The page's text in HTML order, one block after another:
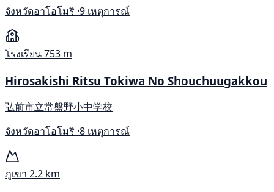
จังหวัดอาโอโมริ ·9 เหตุการณ์
โรงเรียน753 m
Hirosakishi Ritsu Tokiwa No Shouchuugakkou
弘前市立常盤野小中学校
จังหวัดอาโอโมริ ·8 เหตุการณ์
ภูเขา 2.2 km